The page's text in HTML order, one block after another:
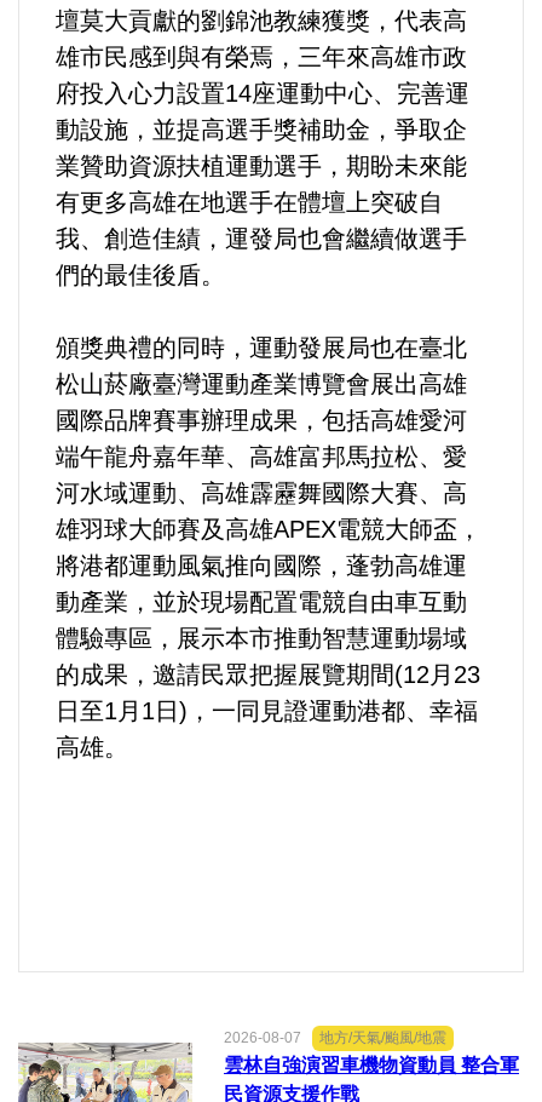
壇莫大貢獻的劉錦池教練獲獎，代表高
雄市民感到與有榮焉，三年來高雄市政
府投入心力設置14座運動中心、完善運
動設施，並提高選手獎補助金，爭取企
業贊助資源扶植運動選手，期盼未來能
有更多高雄在地選手在體壇上突破自
我、創造佳績，運發局也會繼續做選手
們的最佳後盾。
頒獎典禮的同時，運動發展局也在臺北
松山菸廠臺灣運動產業博覽會展出高雄
國際品牌賽事辦理成果，包括高雄愛河
端午龍舟嘉年華、高雄富邦馬拉松、愛
河水域運動、高雄霹靂舞國際大賽、高
雄羽球大師賽及高雄APEX電競大師盃，
將港都運動風氣推向國際，蓬勃高雄運
動產業，並於現場配置電競自由車互動
體驗專區，展示本市推動智慧運動場域
的成果，邀請民眾把握展覽期間(12月23
日至1月1日)，一同見證運動港都、幸福
高雄。
2026-08-07 地方/天氣/颱風/地震
雲林自強演習車機物資動員 整合軍
民資源支援作戰